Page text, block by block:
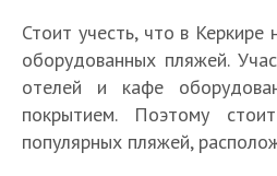
Стоит учесть, что в
оборудованных пляжей.
отелей и кафе
покрытием. Поэтому
популярных пляжей,